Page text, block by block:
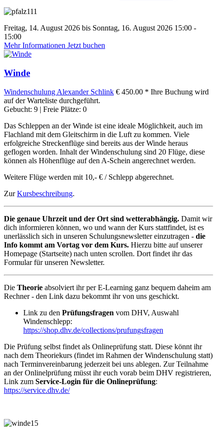
Freitag, 14. August 2026 bis Sonntag, 16. August 2026 15:00 -
15:00
Mehr Informationen Jetzt buchen
Winde
Windenschulung Alexander Schlink € 450.00 * Ihre Buchung wird
auf der Warteliste durchgeführt.
Gebucht: 9 | Freie Plätze: 0
Das Schleppen an der Winde ist eine ideale Möglichkeit, auch im
Flachland mit dem Gleitschirm in die Luft zu kommen. Viele
erfolgreiche Streckenflüge sind bereits aus der Winde heraus
geflogen worden. Inhalt der Windenschulung sind 20 Flüge, diese
können als Höhenflüge auf den A-Schein angerechnet werden.
Weitere Flüge werden mit 10,- € / Schlepp abgerechnet.
ZurKursbeschreibung.
Die genaue Uhrzeit und der Ort sind wetterabhängig. Damit wir
dich informieren können, wo und wann der Kurs stattfindet, ist es
unerlässlich sich in unseren Schulungsnewsletter einzutragen - die
Info kommt am Vortag vor dem Kurs. Hierzu bitte auf unserer
Homepage (Startseite) nach unten scrollen. Dort findet ihr das
Formular für unseren Newsletter.
Die Theorie absolviert ihr per E-Learning ganz bequem daheim am
Rechner - den Link dazu bekommt ihr von uns geschickt.
Link zu den Prüfungsfragen vom DHV, Auswahl
Windenschlepp:
https://shop.dhv.de/collections/prufungsfragen
Die Prüfung selbst findet als Onlineprüfung statt. Diese könnt ihr
nach dem Theoriekurs (findet im Rahmen der Windenschulung statt)
nach Terminvereinbarung jederzeit bei uns ablegen. Zur Teilnahme
an der Onlinelprüfung müsst ihr euch vorab beim DHV registrieren,
Link zum Service-Login für die Onlineprüfung:
https://service.dhv.de/